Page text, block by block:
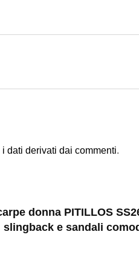
dati derivati dai commenti.
donna PITILLOS
slingback e sandali